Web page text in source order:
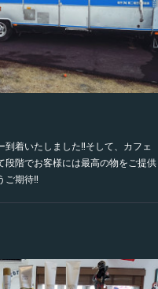
着いたしました‼️そして、カフェ
段階でお客様には最高の物をご提供
ご期待‼️